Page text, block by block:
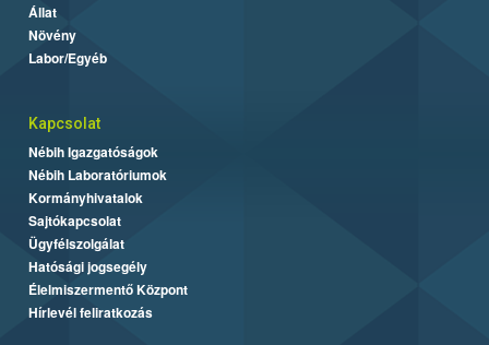
Állat
Növény
Labor/Egyéb
Kapcsolat
Nébih Igazgatóságok
Nébih Laboratóriumok
Kormányhivatalok
Sajtókapcsolat
Ügyfélszolgálat
Hatósági jogsegély
Élelmiszermentő Központ
Hírlevél feliratkozás